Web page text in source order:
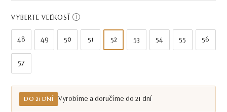
VYBERTE VEĽKOSŤ
48 49 50 51 52 53 54 55 56
57
DO 21 DNÍ Vyrobíme a doručíme do 21 dní